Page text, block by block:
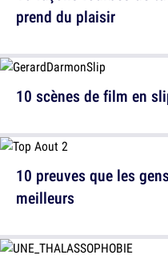
prend du plaisir
10 preuves que les
meilleurs
10 scènes de film en